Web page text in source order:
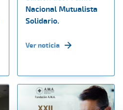
Nacional Mutualista
Solidario.
Ver noticia